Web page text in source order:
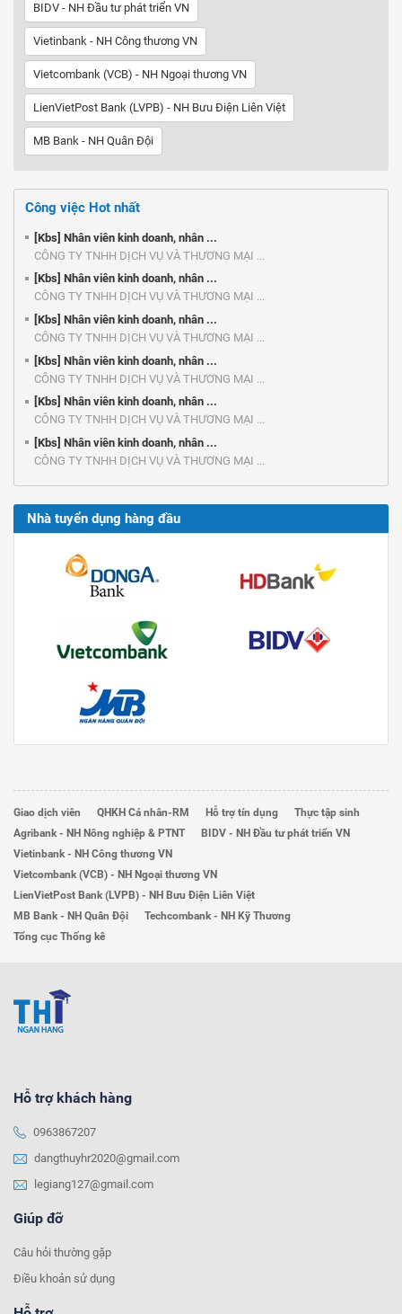
BIDV - NH Đầu tư phát triển VN
Vietinbank - NH Công thương VN
Vietcombank (VCB) - NH Ngoại thương VN
LienVietPost Bank (LVPB) - NH Bưu Điện Liên Việt
MB Bank - NH Quân Đội
Công việc Hot nhất
[Kbs] Nhân viên kinh doanh, nhân ...
CÔNG TY TNHH DỊCH VỤ VÀ THƯƠNG MẠI ...
[Kbs] Nhân viên kinh doanh, nhân ...
CÔNG TY TNHH DỊCH VỤ VÀ THƯƠNG MẠI ...
[Kbs] Nhân viên kinh doanh, nhân ...
CÔNG TY TNHH DỊCH VỤ VÀ THƯƠNG MẠI ...
[Kbs] Nhân viên kinh doanh, nhân ...
CÔNG TY TNHH DỊCH VỤ VÀ THƯƠNG MẠI ...
[Kbs] Nhân viên kinh doanh, nhân ...
CÔNG TY TNHH DỊCH VỤ VÀ THƯƠNG MẠI ...
[Kbs] Nhân viên kinh doanh, nhân ...
CÔNG TY TNHH DỊCH VỤ VÀ THƯƠNG MẠI ...
Nhà tuyển dụng hàng đầu
Giao dịch viên QHKH Cá nhân-RM Hỗ trợ tín dụng
Thực tập sinh
Agribank - NH Nông nghiệp & PTNT
BIDV - NH Đầu tư phát triển VN
Vietinbank - NH Công thương VN
Vietcombank (VCB) - NH Ngoại thương VN
LienVietPost Bank (LVPB) - NH Bưu Điện Liên Việt
MB Bank - NH Quân Đội
Techcombank - NH Kỹ Thương
Tổng cục Thống kê
Hỗ trợ khách hàng
0963867207
dangthuyhr2020@gmail.com
legiang127@gmail.com
Giúp đỡ
Câu hỏi thường gặp
Điều khoản sử dụng